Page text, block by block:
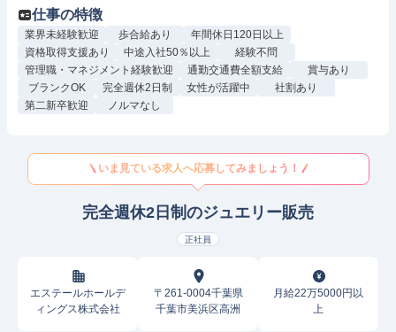
仕事の特徴
業界未経験歓迎 歩合給あり
年間休日120日以上
資格取得支援あり
中途入社50％以上
経験不問
管理職・マネジメント経験歓迎
通勤交通費全額支給
賞与あり
ブランクOK
完全週休2日制 女性が活躍中
社割あり
第二新卒歓迎
ノルマなし
いま見ている求人へ応募してみましょう！
完全週休2日制のジュエリー販売
正社員
エステールホールデ
ィングス株式会社
〒261-0004千葉県
千葉市美浜区高洲
月給22万5000円以
上